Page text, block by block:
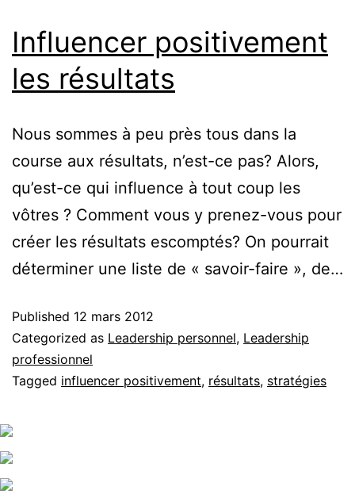
Influencer positivement
les résultats
Nous sommes à peu près tous dans la
course aux résultats, n’est-ce pas? Alors,
qu’est-ce qui influence à tout coup les
vôtres ? Comment vous y prenez-vous pour
créer les résultats escomptés? On pourrait
déterminer une liste de « savoir-faire », de…
Published 12 mars 2012
Categorized as Leadership personnel, Leadership
professionnel
Tagged influencer positivement, résultats, stratégies